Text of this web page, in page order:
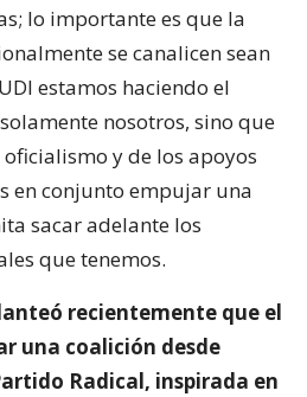
lo importante es que la
se canalicen sean
estamos haciendo el
nosotros, sino que
y de los apoyos
en conjunto empujar una
sacar adelante los
que tenemos.
recientemente que el
una coalición desde
Radical, inspirada en